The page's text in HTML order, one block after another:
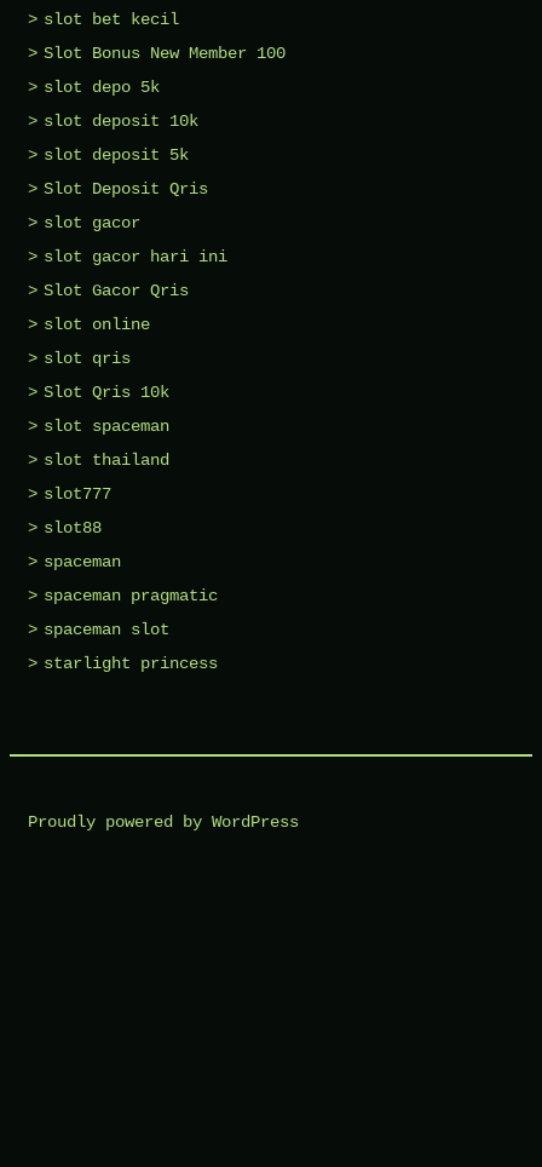
slot bet kecil
Slot Bonus New Member 100
slot depo 5k
slot deposit 10k
slot deposit 5k
Slot Deposit Qris
slot gacor
slot gacor hari ini
Slot Gacor Qris
slot online
slot qris
Slot Qris 10k
slot spaceman
slot thailand
slot777
slot88
spaceman
spaceman pragmatic
spaceman slot
starlight princess
Proudly powered by WordPress